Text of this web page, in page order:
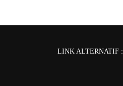
LINK ALTERNATIF :